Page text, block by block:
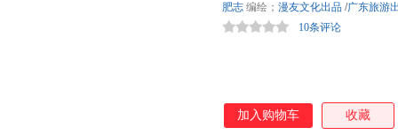
10条评论
肥志 编绘； 漫友文化出品 /广东旅游
加入购物车 收藏